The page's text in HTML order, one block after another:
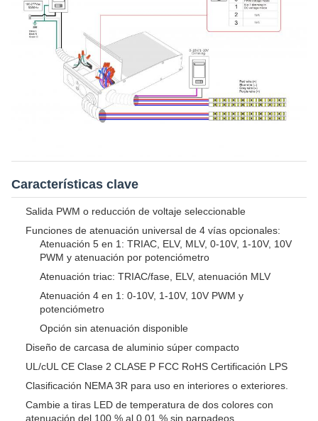
Características clave
Salida PWM o reducción de voltaje seleccionable
Funciones de atenuación universal de 4 vías opcionales:
Atenuación 5 en 1: TRIAC, ELV, MLV, 0-10V, 1-10V, 10V
PWM y atenuación por potenciómetro
Atenuación triac: TRIAC/fase, ELV, atenuación MLV
Atenuación 4 en 1: 0-10V, 1-10V, 10V PWM y
potenciómetro
Opción sin atenuación disponible
Diseño de carcasa de aluminio súper compacto
UL/cUL CE Clase 2 CLASE P FCC RoHS Certificación LPS
Clasificación NEMA 3R para uso en interiores o exteriores.
Cambie a tiras LED de temperatura de dos colores con
atenuación del 100 % al 0,01 % sin parpadeos